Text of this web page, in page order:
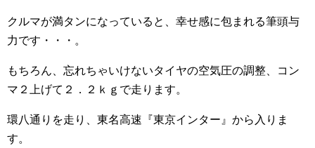
クルマが満タンになっていると、幸せ感に包まれる筆頭与
力です・・・。
もちろん、忘れちゃいけないタイヤの空気圧の調整、コン
マ２上げて２．２ｋｇで走ります。
環八通りを走り、東名高速『東京インター』から入りま
す。